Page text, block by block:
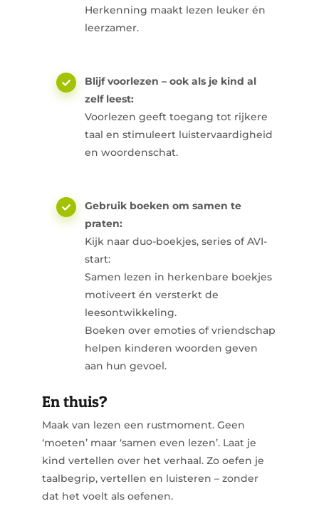
Herkenning maakt lezen leuker én
leerzamer.
Blijf voorlezen – ook als je kind al
zelf leest:
Voorlezen geeft toegang tot rijkere
taal en stimuleert luistervaardigheid
en woordenschat.
Gebruik boeken om samen te
praten:
Kijk naar duo-boekjes, series of AVI-
start:
Samen lezen in herkenbare boekjes
motiveert én versterkt de
leesontwikkeling.
Boeken over emoties of vriendschap
helpen kinderen woorden geven
aan hun gevoel.
En thuis?
Maak van lezen een rustmoment. Geen
‘moeten’ maar ‘samen even lezen’. Laat je
kind vertellen over het verhaal. Zo oefen je
taalbegrip, vertellen en luisteren – zonder
dat het voelt als oefenen.